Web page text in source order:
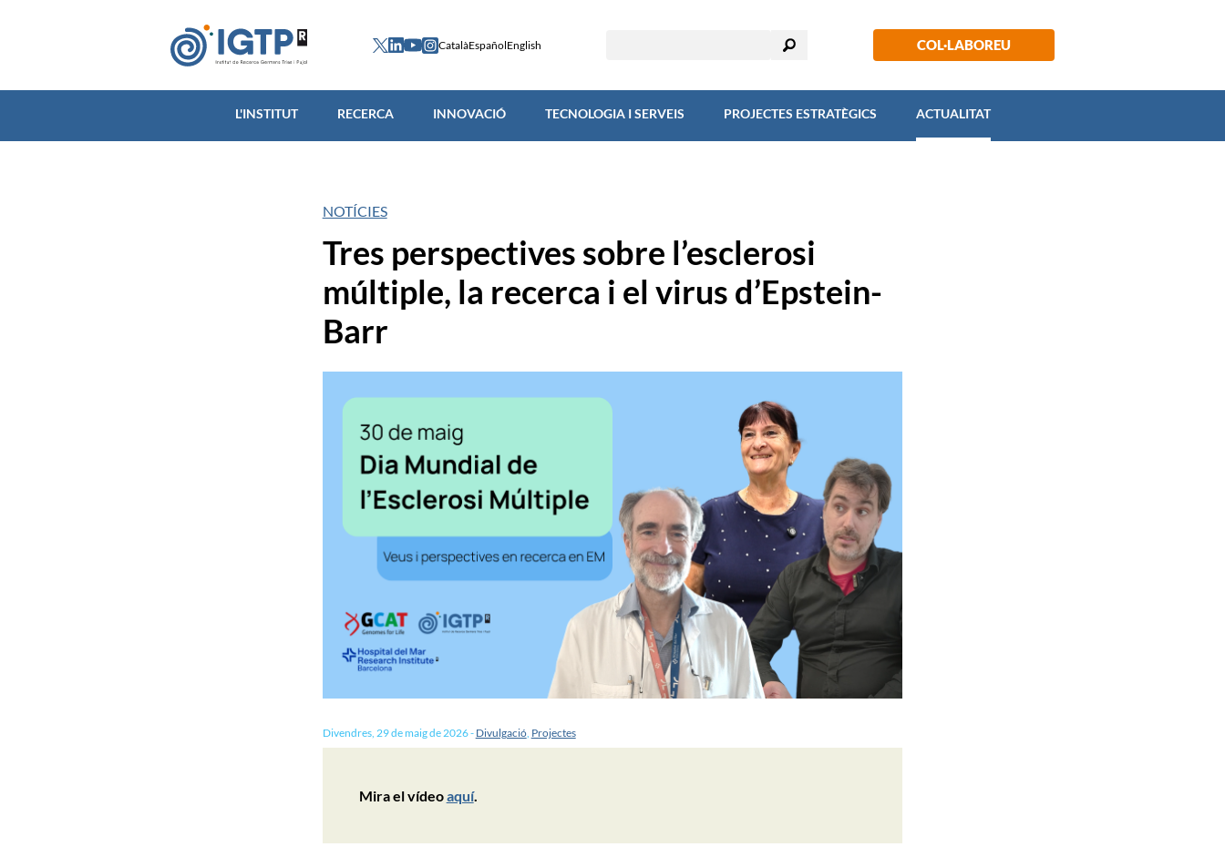
CatalàEspañolEnglish COL·LABOREU
L'INSTITUT RECERCA INNOVACIÓ TECNOLOGIA I SERVEIS PROJECTES ESTRATÈGICS ACTUALITAT
NOTÍCIES
Tres perspectives sobre l’esclerosi
múltiple, la recerca i el virus d’Epstein-
Barr
Divendres, 29 de maig de 2026- Divulgació, Projectes
Mira el vídeoaquí.